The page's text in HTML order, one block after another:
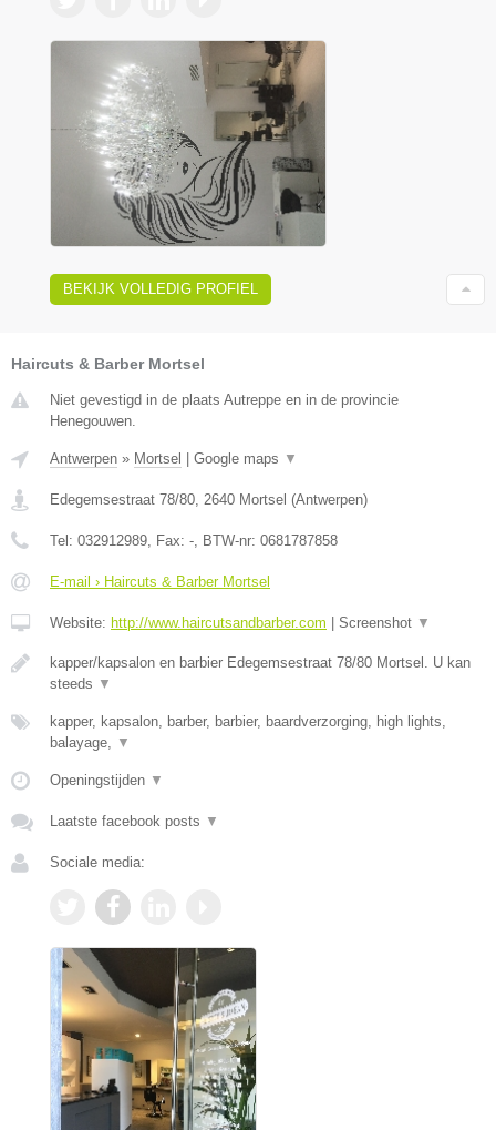
BEKIJK VOLLEDIG PROFIEL
Haircuts & Barber Mortsel
Niet gevestigd in de plaats Autreppe en in de provincie
Henegouwen.
Antwerpen » Mortsel Google maps ▼
Edegemsestraat 78/80, 2640 Mortsel (Antwerpen)
Tel: 032912989, Fax: -, BTW-nr: 0681787858
E-mail › Haircuts & Barber Mortsel
Website: http://www.haircutsandbarber.com Screenshot ▼
kapper/kapsalon en barbier Edegemsestraat 78/80 Mortsel. U kan
steeds ▼
kapper, kapsalon, barber, barbier, baardverzorging, high lights,
balayage, ▼
Openingstijden ▼
Laatste facebook posts ▼
Sociale media: